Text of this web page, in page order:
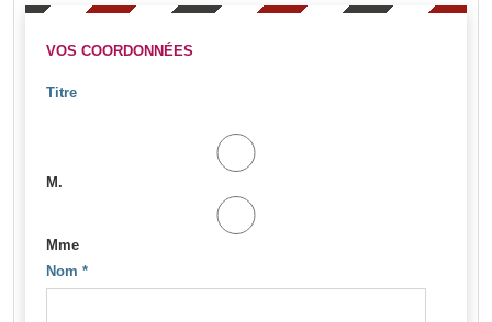
VOS COORDONNÉES
Titre
M.
Mme
Nom *